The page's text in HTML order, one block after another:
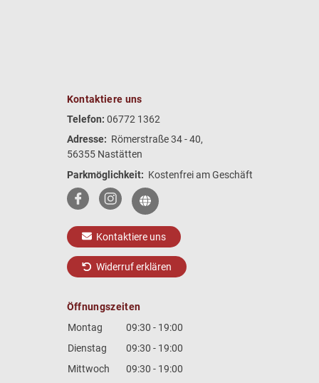
Kontaktiere uns
Telefon: 06772 1362
Adresse: Römerstraße 34 - 40,
56355 Nastätten
Parkmöglichkeit: Kostenfrei am Geschäft
Kontaktiere uns
Widerruf erklären
Öffnungszeiten
Montag
09:30 - 19:00
Dienstag
09:30 - 19:00
Mittwoch
09:30 - 19:00